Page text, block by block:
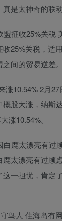
是太神奇的联动
盟征收25%关税
25%关税，适
间的贸易逆差。
涨10.54% 2月
股大涨，纳斯
涨10.54%。
白鹿太漂亮有过
鹿太漂亮有过顾
这一担忧，肯定
鸟人 住海岛有